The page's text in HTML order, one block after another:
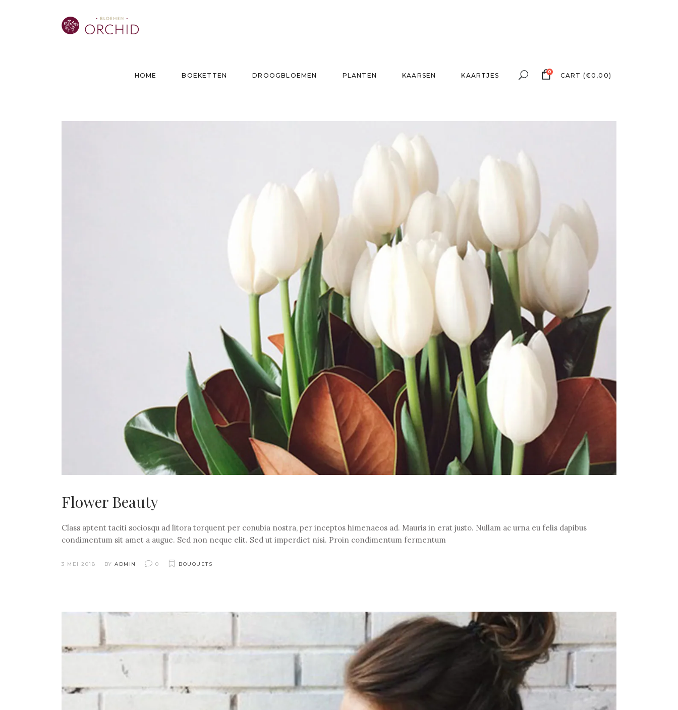
HOME BOEKETTEN DROOGBLOEMEN PLANTEN KAARSEN KAARTJES 0 CART (€0,00)
Flower Beauty
Class aptent taciti sociosqu ad litora torquent per conubia nostra, per inceptos himenaeos ad. Mauris in erat justo. Nullam ac urna eu felis dapibus
condimentum sit amet a augue. Sed non neque elit. Sed ut imperdiet nisi. Proin condimentum fermentum
3 MEI 2018 BY ADMIN 0 BOUQUETS